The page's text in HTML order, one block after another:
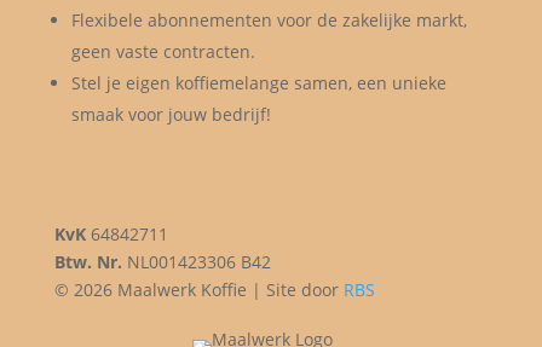
Flexibele abonnementen voor de zakelijke markt,
geen vaste contracten.
Stel je eigen koffiemelange samen, een unieke
smaak voor jouw bedrijf!
KvK64842711
Btw. Nr. NL001423306 B42
© 2026 Maalwerk Koffie | Site door RBS